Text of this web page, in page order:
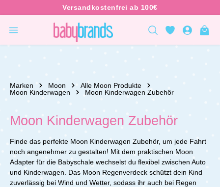
Marken Moon
Alle Moon Produkte
Moon Kinderwagen
Moon Kinderwagen Zubehör
Moon Kinderwagen Zubehör
Finde das perfekte Moon Kinderwagen Zubehör, um jede Fahrt
noch angenehmer zu gestalten! Mit dem praktischen Moon
Adapter für die Babyschale wechselst du flexibel zwischen Auto
und Kinderwagen. Das Moon Regenverdeck schützt dein Kind
zuverlässig bei Wind und Wetter, sodass ihr auch bei Regen